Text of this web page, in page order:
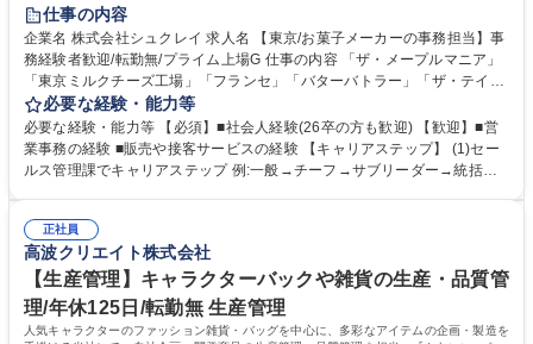
仕事の内容
企業名 株式会社シュクレイ 求人名 【東京/お菓子メーカーの事務担当】事
務経験者歓迎/転勤無/プライム上場G 仕事の内容 「ザ・メープルマニア」
「東京ミルクチーズ工場」「フランセ」「バターバトラー」「ザ・テイラ
ー」「DROOLY」等のブランドを多数展開する当社にて、オリジナル菓子
ブランド商品の事務業務をお任せいたします。 【具体的な業務内容】 ■店
舗からの発注受付/PC入力業務 ■受電対応(社内/社外) ■商品のマスター登
録 ■日々の売上抽出・報告 ■提携企業への書類送付業務 ■契約書管理業務
必要な経験・能力等
必要な経験・能力等 【必須】■社会人経験(26卒の方も歓迎) 【歓迎】■営
業事務の経験 ■販売や接客サービスの経験 【キャリアステップ】 (1)セー
ルス管理課でキャリアステップ 例:一般→チーフ→サブリーダー→統括リ
や個別面談を通してご自身のキャリアと向き合っていただき、会社として
もバックアップしていきます。 学歴・資格 学歴：大学院 大学 高専 短大
専修学校 高校 語学力： 資格：
正社員
高波クリエイト株式会社
【生産管理】キャラクターバックや雑貨の生産・品質管
理/年休125日/転勤無 生産管理
人気キャラクターのファッション雑貨・バッグを中心に、多彩なアイテムの企画・製造を